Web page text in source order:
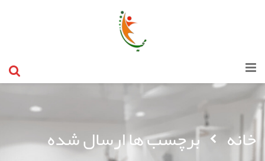
خانه برچسب ها ارسال شده